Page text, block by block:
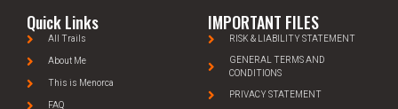
Quick Links
All Trails
About Me
This is Menorca
FAQ
IMPORTANT FILES
RISK & LIABILITY STATEMENT
GENERAL TERMS AND
CONDITIONS
PRIVACY STATEMENT